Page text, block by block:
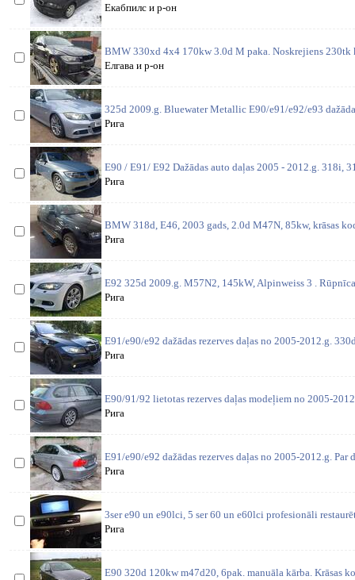
Екабпилс и р-он
BMW 330xd 4x4 170kw 3.0d M paka. Noskrejiens 230tk
Елгава и р-он
325d 2009.g. Bluewater Metallic E90/e91/e92/e93
Рига
E90 / E91/ E92 Dažādas auto daļas 2005 - 2012.g. 318i,
Рига
BMW 318d, E46, 2003 gads, 2.0d M47N, 85kw, krāsas
Рига
E92 325d 2009.g. M57N2, 145kW, Alpinweiss 3 .
Рига
E91/e90/e92 dažādas rezerves daļas no 2005-2012.g.
Рига
E90/91/92 lietotas rezerves daļas modeļiem no 2005-
Рига
E91/e90/e92 dažādas rezerves daļas no 2005-2012.g. Par
Рига
3ser e90 un e90lci, 5 ser 60 un e60lci profesionāli
Рига
E90 320d 120kw m47d20, 6pak. manuāla kārba. Krāsas